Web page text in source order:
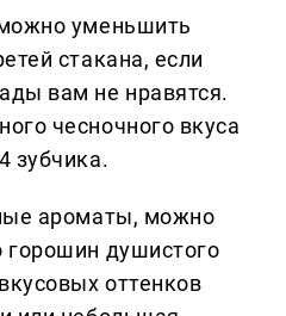
уменьшить
стакана, если
вам не нравятся.
чесночного вкуса
зубчика.
ароматы, можно
горошин душистого
оттенков